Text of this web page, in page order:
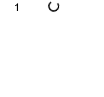
1